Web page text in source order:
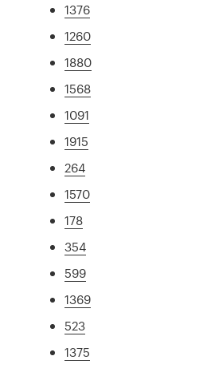
1376
1260
1880
1568
1091
1915
264
1570
178
354
599
1369
523
1375